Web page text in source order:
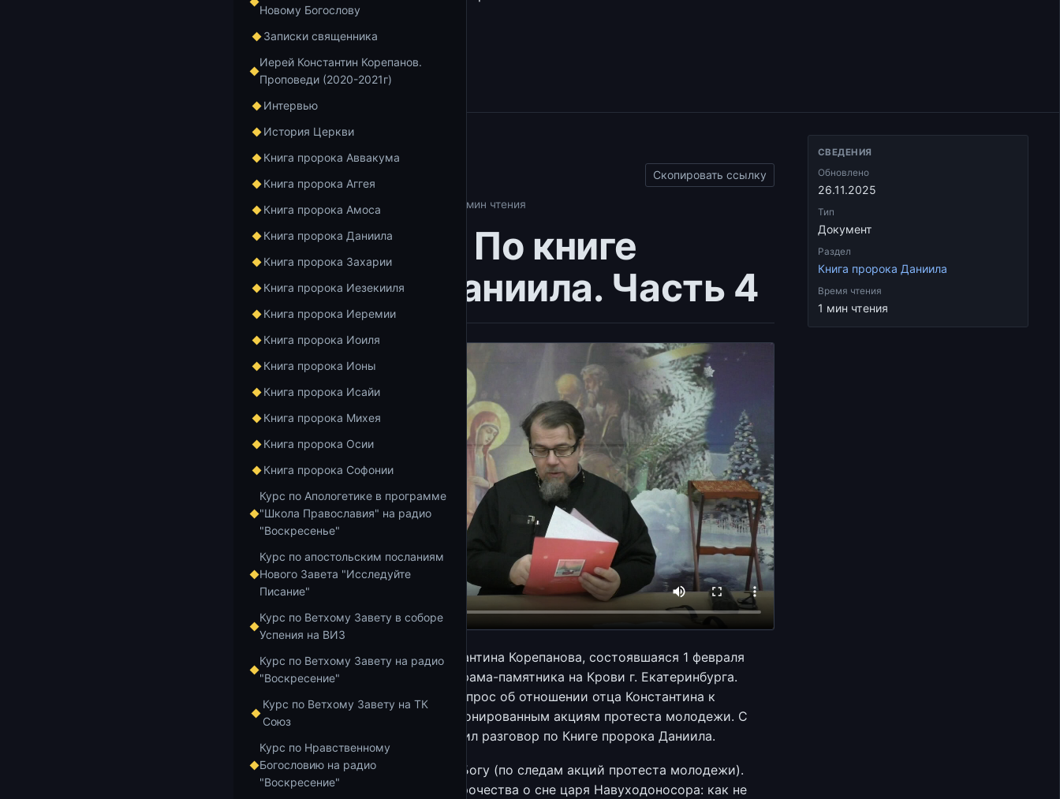
Новому Богослову
Записки священника
Иерей Константин Корепанов.
Проповеди (2020-2021г)
Интервью
История Церкви
Книга пророка Аввакума
Книга пророка Аггея
Книга пророка Амоса
Книга пророка Даниила
Книга пророка Захарии
Книга пророка Иезекииля
Книга пророка Иеремии
Книга пророка Иоиля
Книга пророка Ионы
Книга пророка Исайи
Книга пророка Михея
Книга пророка Осии
Книга пророка Софонии
Курс по Апологетике в программе
"Школа Православия" на радио
"Воскресенье"
Курс по апостольским посланиям
Нового Завета "Исследуйте
Писание"
Курс по Ветхому Завету в соборе
Успения на ВИЗ
Курс по Ветхому Завету на радио
"Воскресение"
Курс по Ветхому Завету на ТК
Союз
Курс по Нравственному
Богословию на радио
"Воскресение"
Добавить в избранное
Скопировать ссылку
Книга пророка Даниила 1 мин чтения
Лекция 18. По книге
пророка Даниила. Часть 4
Очередная лекция иерея Константина Корепанова, состоявшаяся 1 февраля
2021 года в лекционном зале Храма-памятника на Крови г. Екатеринбурга.
Лекция началась с ответа на вопрос об отношении отца Константина к
прошедшим накануне несанкционированным акциям протеста молодежи. С
31:17 отец Константин продолжил разговор по Книге пророка Даниила.
0:00 — Вражда не угодна Богу (по следам акций протеста молодежи).
31:17 — Продолжение пророчества о сне царя Навуходоносора: как не
СВЕДЕНИЯ
Обновлено
26.11.2025
Тип
Документ
Раздел
Книга пророка Даниила
Время чтения
1 мин чтения